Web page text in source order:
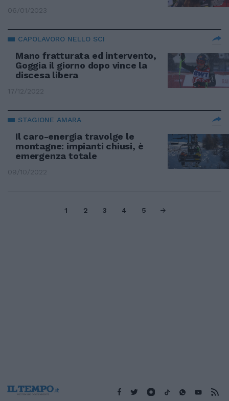
06/01/2023
CAPOLAVORO NELLO SCI
Mano fratturata ed intervento,
Goggia il giorno dopo vince la
discesa libera
17/12/2022
STAGIONE AMARA
Il caro-energia travolge le
montagne: impianti chiusi, è
emergenza totale
09/10/2022
1 2 3 4 5